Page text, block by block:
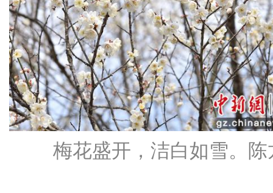
梅花盛开，洁白如雪。陈